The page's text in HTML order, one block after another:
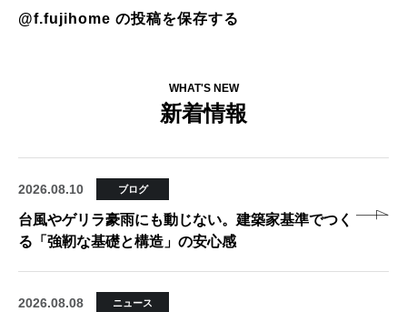
@f.fujihome の投稿を保存する
WHAT'S NEW
新着情報
2026.08.10 ブログ
台風やゲリラ豪雨にも動じない。建築家基準でつく
る「強靭な基礎と構造」の安心感
2026.08.08 ニュース